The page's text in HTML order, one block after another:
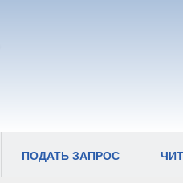
ПОДАТЬ ЗАПРОС